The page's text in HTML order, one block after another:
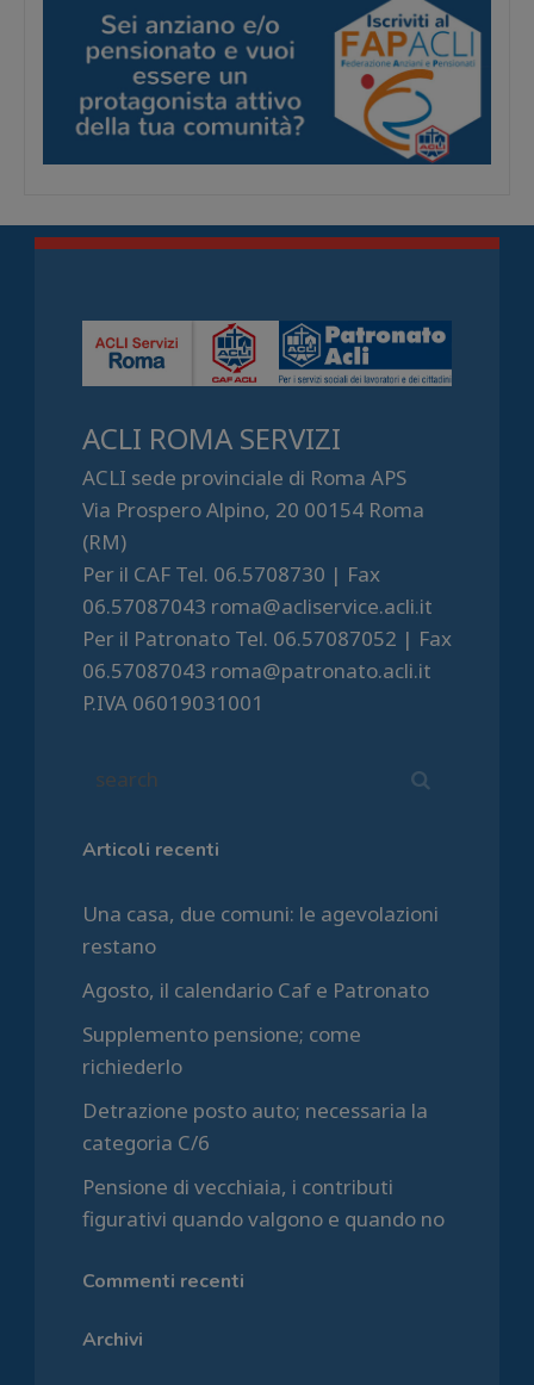
ACLI ROMA SERVIZI
ACLI sede provinciale di Roma APS
Via Prospero Alpino, 20 00154 Roma
(RM)
Per il CAF Tel. 06.5708730 | Fax
06.57087043 roma@acliservice.acli.it
Per il Patronato Tel. 06.57087052 | Fax
06.57087043 roma@patronato.acli.it
P.IVA 06019031001
Articoli recenti
Una casa, due comuni: le agevolazioni
restano
Agosto, il calendario Caf e Patronato
Supplemento pensione; come
richiederlo
Detrazione posto auto; necessaria la
categoria C/6
Pensione di vecchiaia, i contributi
figurativi quando valgono e quando no
Commenti recenti
Archivi